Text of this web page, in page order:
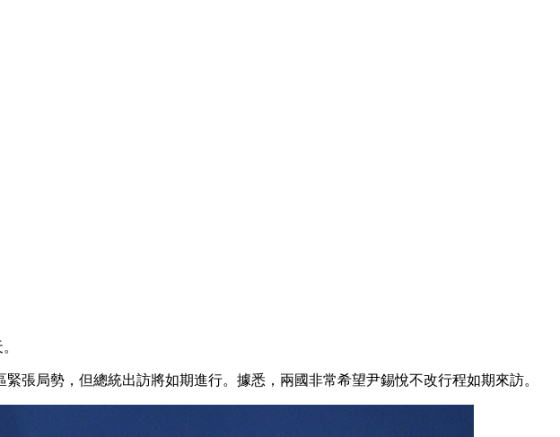
張局勢，但總統出訪將如期進行。據悉，兩國非常希望尹錫悅不改行程如期來訪。